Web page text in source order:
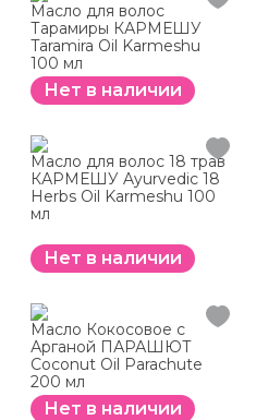
Масло для волос
Тарамиры КАРМЕШУ
Taramira Oil Karmeshu
100 мл
Нет в наличии
Масло для волос 18 трав
КАРМЕШУ Ayurvedic 18
Herbs Oil Karmeshu 100
мл
Нет в наличии
Масло Кокосовое с
Арганой ПАРАШЮТ
Coconut Oil Parachute
200 мл
Нет в наличии